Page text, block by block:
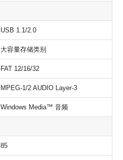
USB 1.1/2.0
大容量存储类别
FAT 12/16/32
MPEG-1/2 AUDIO Layer-3
Windows Media™ 音频
85